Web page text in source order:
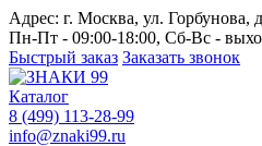
Адрес: г. Москва, ул. Горбунова,
Пн-Пт - 09:00-18:00, Сб-Вс -
Быстрый заказ Заказать звонок
Каталог
8 (499) 113-28-99
info@znaki99.ru